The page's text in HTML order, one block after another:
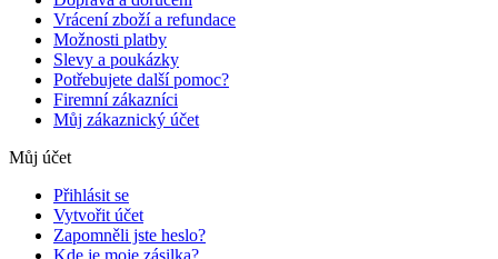
Vrácení zboží a refundace
Možnosti platby
Slevy a poukázky
Potřebujete další pomoc?
Firemní zákazníci
Můj zákaznický účet
Můj účet
Přihlásit se
Vytvořit účet
Zapomněli jste heslo?
Kde je moje zásilka?